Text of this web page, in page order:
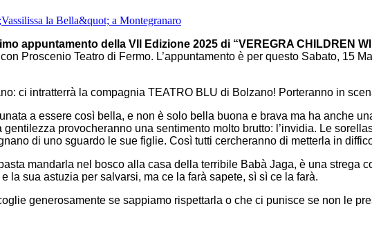
appuntamento della VII Edizione 2025 di “VEREGRA CHILDREN
Proscenio Teatro di Fermo. L’appuntamento è per questo Sabato, 15
ci intratterrà la compagnia TEATRO BLU di Bolzano! Porteranno in
a essere così bella, e non è solo bella buona e brava ma ha anche
provocheranno una sentimento molto brutto: l’invidia. Le
di uno sguardo le sue figlie. Così tutti cercheranno di metterla in
mandarla nel bosco alla casa della terribile Babà Jaga, è una strega
la sua astuzia per salvarsi, ma ce la farà sapete, sì sì ce la farà.
generosamente se sappiamo rispettarla o che ci punisce se non le